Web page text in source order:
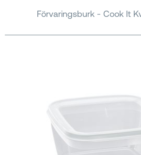
Förvaringsburk - Cook It